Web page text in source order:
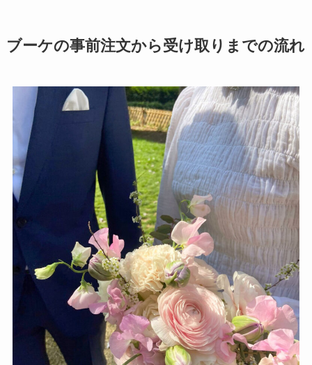
ブーケの事前注文から受け取りまでの流れ